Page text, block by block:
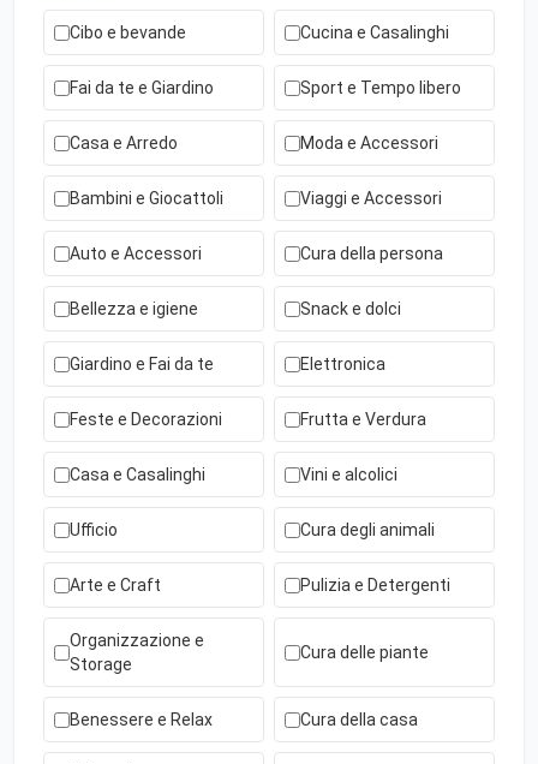
Cibo e bevande Cucina e Casalinghi
Fai da te e Giardino Sport e Tempo libero
Casa e Arredo Moda e Accessori
Bambini e Giocattoli Viaggi e Accessori
Auto e Accessori Cura della persona
Bellezza e igiene Snack e dolci
Giardino e Fai da te Elettronica
Feste e Decorazioni Frutta e Verdura
Casa e Casalinghi Vini e alcolici
Ufficio Cura degli animali
Arte e Craft Pulizia e Detergenti
Organizzazione e
Storage
Cura delle piante
Benessere e Relax Cura della casa